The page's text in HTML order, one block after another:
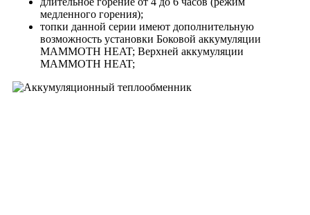
медленного горения);
топки данной серии имеют дополнительную
возможность установки Боковой аккумуляции
MAMMOTH HEAT; Верхней аккумуляции
MAMMOTH HEAT;